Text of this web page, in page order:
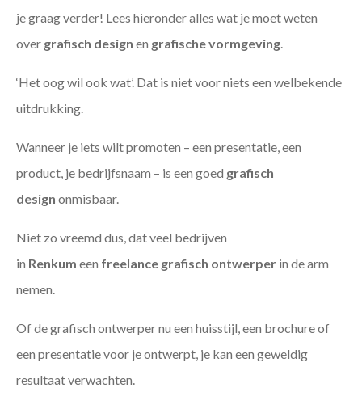
je graag verder! Lees hieronder alles wat je moet weten
over grafisch design en grafische vormgeving
‘Het oog wil ook wat’. Dat is niet voor niets een welbekende
uitdrukking.
Wanneer je iets wilt promoten – een presentatie, een
product, je bedrijfsnaam – is een goed grafisch
design onmisbaar.
Niet zo vreemd dus, dat veel bedrijven
in Renkum een freelance grafisch ontwerper in de arm
nemen.
Of de grafisch ontwerper nu een huisstijl, een brochure of
een presentatie voor je ontwerpt, je kan een geweldig
resultaat verwachten.